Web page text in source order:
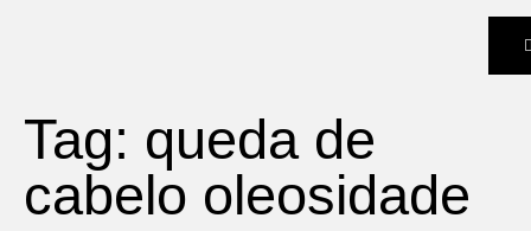
Tag: queda de
cabelo oleosidade